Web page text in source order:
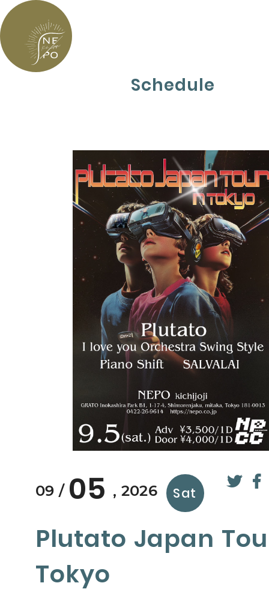
Schedule
09 05 2026 Sat
Plutato Japan
Tokyo